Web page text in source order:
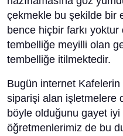
çekmekle bu şekilde bir
bence hiçbir farkı
tembelliğe meyilli olan
tembelliğe itilmektedir.
Bugün internet
siparişi alan işletmelere
böyle olduğunu gayet
öğretmenlerimiz de bu